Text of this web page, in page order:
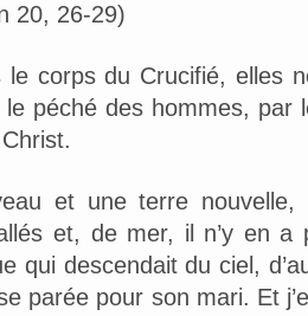
20, 26-29)
corps du Crucifié, elles
péché des hommes, par
et une terre
et, de mer, il n’y en
qui descendait du ciel,
parée pour son mari. Et